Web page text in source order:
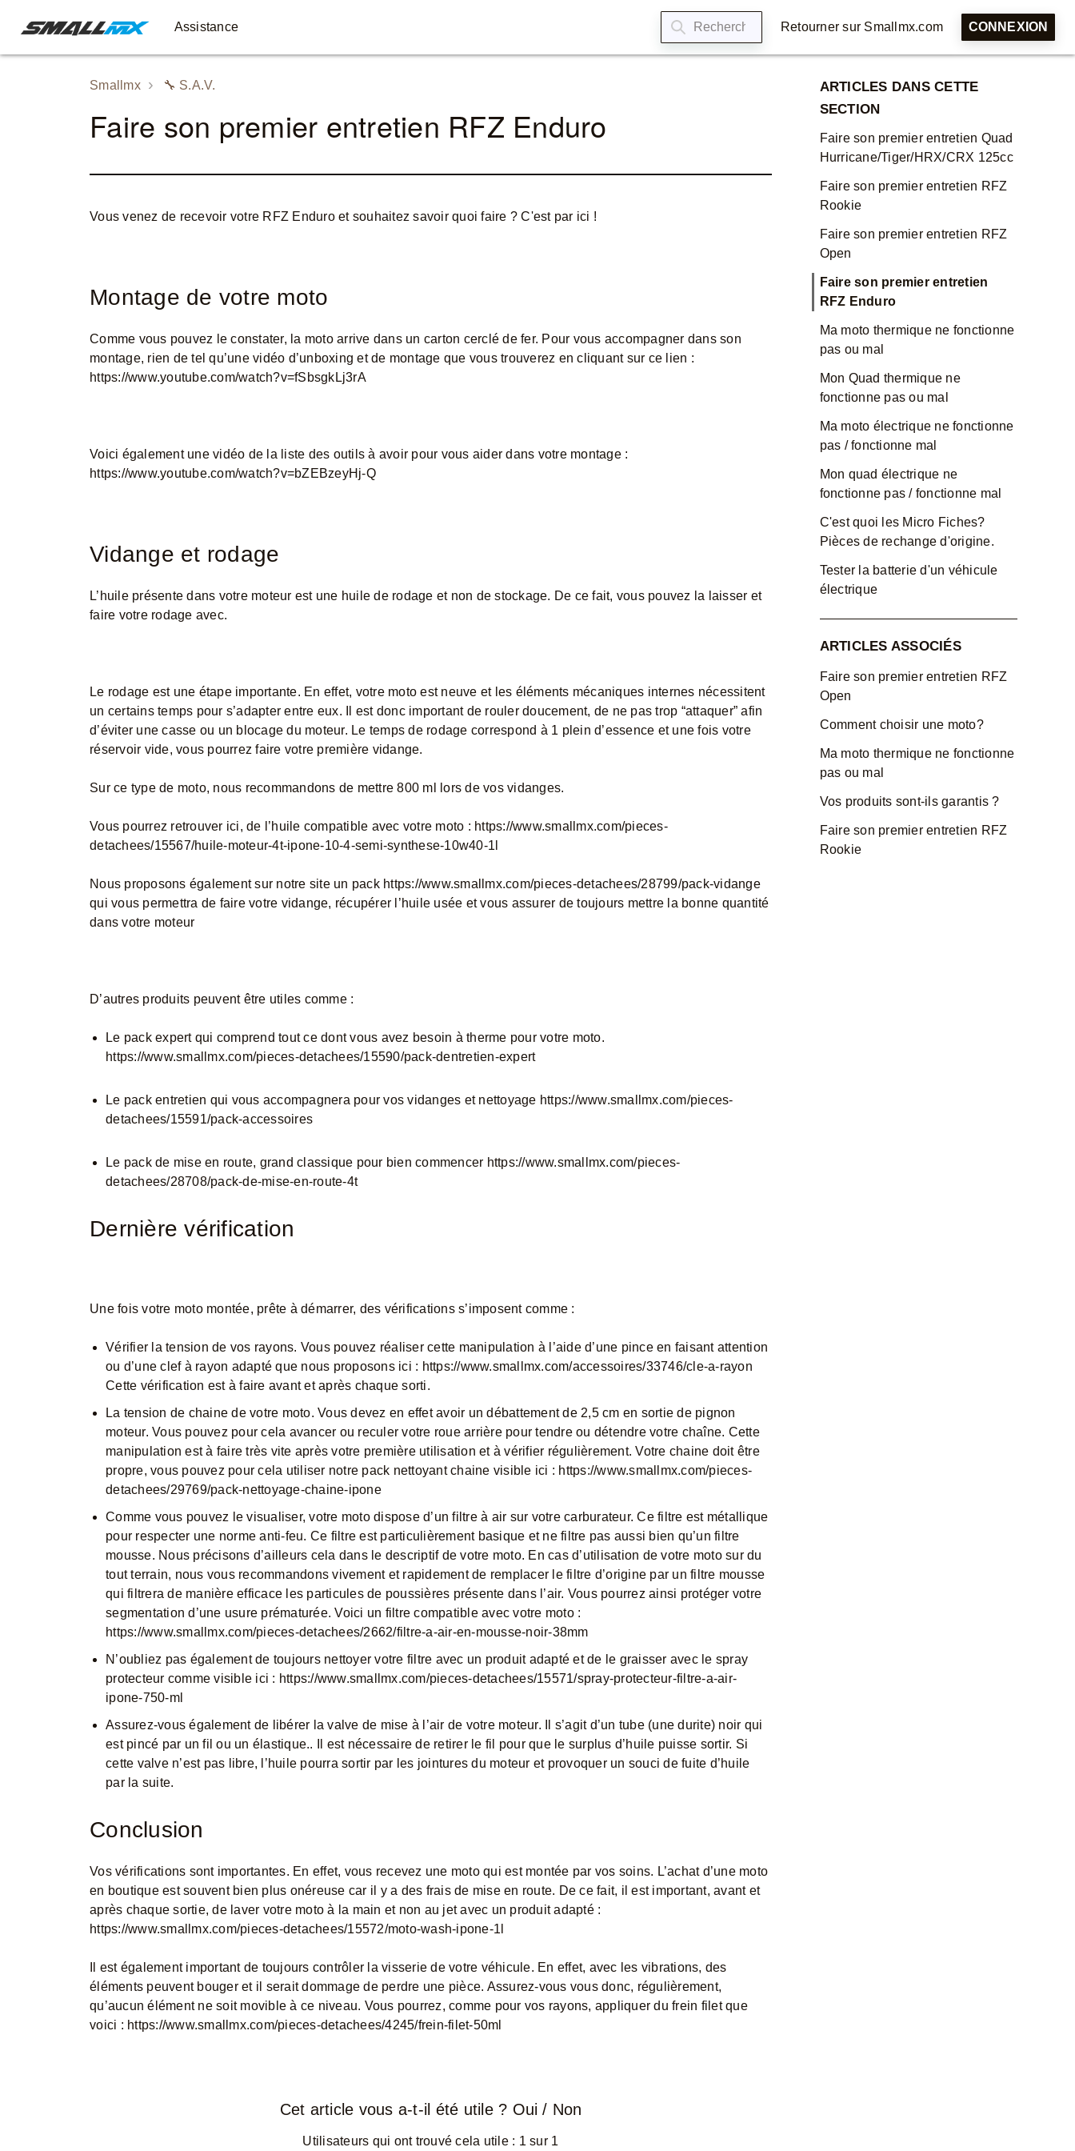
Assistance Retourner sur Smallmx.com CONNEXION
Smallmx 🔧️ S.A.V.
Faire son premier entretien RFZ Enduro
Vous venez de recevoir votre RFZ Enduro et souhaitez savoir quoi faire ? C'est par ici !
Montage de votre moto
Comme vous pouvez le constater, la moto arrive dans un carton cerclé de fer. Pour vous accompagner dans son
montage, rien de tel qu’une vidéo d’unboxing et de montage que vous trouverez en cliquant sur ce lien :
https://www.youtube.com/watch?v=fSbsgkLj3rA
Voici également une vidéo de la liste des outils à avoir pour vous aider dans votre montage :
https://www.youtube.com/watch?v=bZEBzeyHj-Q
Vidange et rodage
L’huile présente dans votre moteur est une huile de rodage et non de stockage. De ce fait, vous pouvez la laisser et
faire votre rodage avec.
Le rodage est une étape importante. En effet, votre moto est neuve et les éléments mécaniques internes nécessitent
un certains temps pour s’adapter entre eux. Il est donc important de rouler doucement, de ne pas trop “attaquer” afin
d’éviter une casse ou un blocage du moteur. Le temps de rodage correspond à 1 plein d’essence et une fois votre
réservoir vide, vous pourrez faire votre première vidange.
Sur ce type de moto, nous recommandons de mettre 800 ml lors de vos vidanges.
Vous pourrez retrouver ici, de l’huile compatible avec votre moto : https://www.smallmx.com/pieces-
detachees/15567/huile-moteur-4t-ipone-10-4-semi-synthese-10w40-1l
Nous proposons également sur notre site un pack https://www.smallmx.com/pieces-detachees/28799/pack-vidange
qui vous permettra de faire votre vidange, récupérer l’huile usée et vous assurer de toujours mettre la bonne quantité
dans votre moteur
D’autres produits peuvent être utiles comme :
Le pack expert qui comprend tout ce dont vous avez besoin à therme pour votre moto.
https://www.smallmx.com/pieces-detachees/15590/pack-dentretien-expert
Le pack entretien qui vous accompagnera pour vos vidanges et nettoyage https://www.smallmx.com/pieces-
detachees/15591/pack-accessoires
Le pack de mise en route, grand classique pour bien commencer https://www.smallmx.com/pieces-
detachees/28708/pack-de-mise-en-route-4t
Dernière vérification
Une fois votre moto montée, prête à démarrer, des vérifications s’imposent comme :
Vérifier la tension de vos rayons. Vous pouvez réaliser cette manipulation à l’aide d’une pince en faisant attention
ou d’une clef à rayon adapté que nous proposons ici : https://www.smallmx.com/accessoires/33746/cle-a-rayon
Cette vérification est à faire avant et après chaque sorti.
La tension de chaine de votre moto. Vous devez en effet avoir un débattement de 2,5 cm en sortie de pignon
moteur. Vous pouvez pour cela avancer ou reculer votre roue arrière pour tendre ou détendre votre chaîne. Cette
manipulation est à faire très vite après votre première utilisation et à vérifier régulièrement. Votre chaine doit être
propre, vous pouvez pour cela utiliser notre pack nettoyant chaine visible ici : https://www.smallmx.com/pieces-
detachees/29769/pack-nettoyage-chaine-ipone
Comme vous pouvez le visualiser, votre moto dispose d’un filtre à air sur votre carburateur. Ce filtre est métallique
pour respecter une norme anti-feu. Ce filtre est particulièrement basique et ne filtre pas aussi bien qu’un filtre
mousse. Nous précisons d’ailleurs cela dans le descriptif de votre moto. En cas d’utilisation de votre moto sur du
tout terrain, nous vous recommandons vivement et rapidement de remplacer le filtre d’origine par un filtre mousse
qui filtrera de manière efficace les particules de poussières présente dans l’air. Vous pourrez ainsi protéger votre
segmentation d’une usure prématurée. Voici un filtre compatible avec votre moto :
https://www.smallmx.com/pieces-detachees/2662/filtre-a-air-en-mousse-noir-38mm
N’oubliez pas également de toujours nettoyer votre filtre avec un produit adapté et de le graisser avec le spray
protecteur comme visible ici : https://www.smallmx.com/pieces-detachees/15571/spray-protecteur-filtre-a-air-
ipone-750-ml
Assurez-vous également de libérer la valve de mise à l’air de votre moteur. Il s’agit d’un tube (une durite) noir qui
est pincé par un fil ou un élastique.. Il est nécessaire de retirer le fil pour que le surplus d’huile puisse sortir. Si
cette valve n’est pas libre, l’huile pourra sortir par les jointures du moteur et provoquer un souci de fuite d’huile
par la suite.
Conclusion
Vos vérifications sont importantes. En effet, vous recevez une moto qui est montée par vos soins. L’achat d’une moto
en boutique est souvent bien plus onéreuse car il y a des frais de mise en route. De ce fait, il est important, avant et
après chaque sortie, de laver votre moto à la main et non au jet avec un produit adapté :
https://www.smallmx.com/pieces-detachees/15572/moto-wash-ipone-1l
Il est également important de toujours contrôler la visserie de votre véhicule. En effet, avec les vibrations, des
éléments peuvent bouger et il serait dommage de perdre une pièce. Assurez-vous vous donc, régulièrement,
qu’aucun élément ne soit movible à ce niveau. Vous pourrez, comme pour vos rayons, appliquer du frein filet que
voici : https://www.smallmx.com/pieces-detachees/4245/frein-filet-50ml
Cet article vous a-t-il été utile ? Oui / Non
Utilisateurs qui ont trouvé cela utile : 1 sur 1
ARTICLES DANS CETTE
SECTION
Faire son premier entretien Quad
Hurricane/Tiger/HRX/CRX 125cc
Faire son premier entretien RFZ
Rookie
Faire son premier entretien RFZ
Open
Faire son premier entretien
RFZ Enduro
Ma moto thermique ne fonctionne
pas ou mal
Mon Quad thermique ne
fonctionne pas ou mal
Ma moto électrique ne fonctionne
pas / fonctionne mal
Mon quad électrique ne
fonctionne pas / fonctionne mal
C'est quoi les Micro Fiches?
Pièces de rechange d'origine.
Tester la batterie d'un véhicule
électrique
ARTICLES ASSOCIÉS
Faire son premier entretien RFZ
Open
Comment choisir une moto?
Ma moto thermique ne fonctionne
pas ou mal
Vos produits sont-ils garantis ?
Faire son premier entretien RFZ
Rookie